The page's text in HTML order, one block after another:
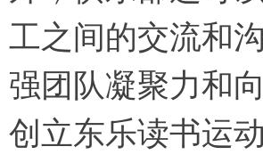
工之间的交流和
强团队凝聚力和向
创立东乐读书运